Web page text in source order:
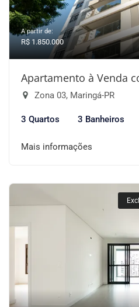
A partir de:
R$ 1.850.000
Apartamento à Venda
Zona 03, Maringá-PR
3 Quartos 3 Banheiros
Mais informações